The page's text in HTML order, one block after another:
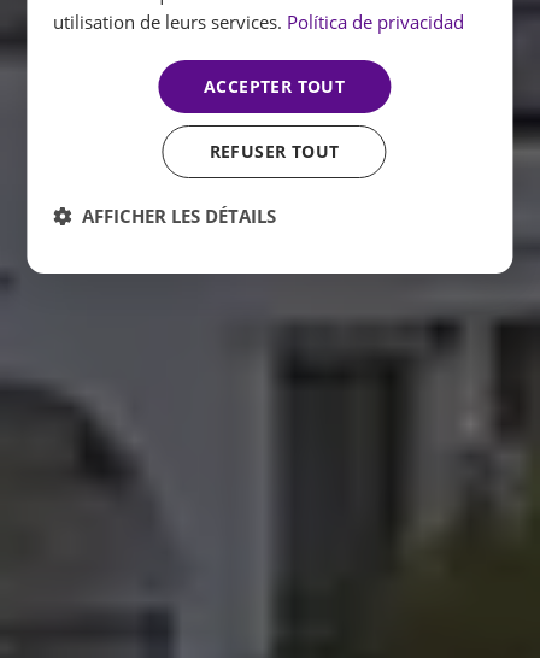
utilisation de leurs services. Política de privacidad
ACCEPTER TOUT
REFUSER TOUT
AFFICHER LES DÉTAILS